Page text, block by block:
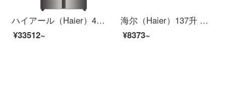
ハイアール（Haier）481リットルの無霜コンバートTタイプの十字はドアを開けて冷蔵庫に乾湿してT・ABT除菌する薄い機体BD-481 WWVSBU 1を貯蓄します。
¥33512~
海尔（Haier）137升 两门冰箱双门HIPS高光环保内胆家用小型双门冰箱宿舍租房小巧不占地方BCD-137TMPF
¥8373~